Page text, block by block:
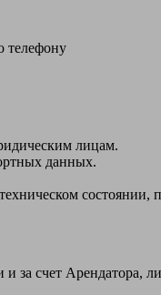
телефону
лицам.
данных.
счет Арендатора,